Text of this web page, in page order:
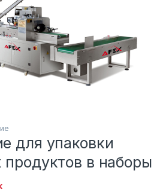
для упаковки
продуктов в наборы